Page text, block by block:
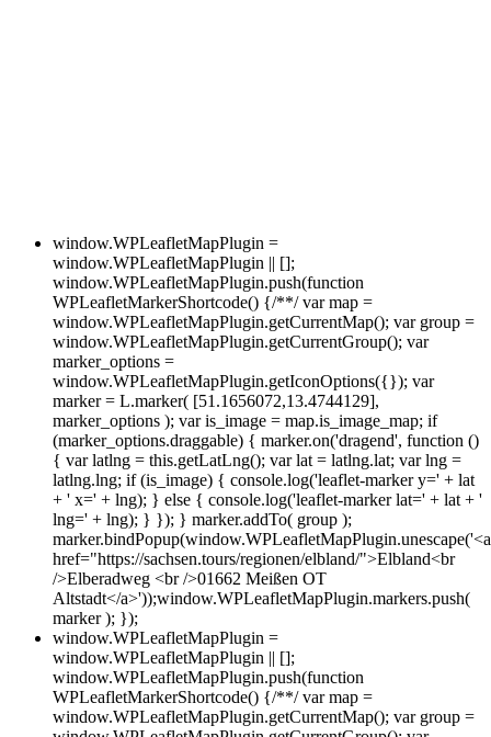
window.WPLeafletMapPlugin =
window.WPLeafletMapPlugin || [];
window.WPLeafletMapPlugin.push(function
WPLeafletMarkerShortcode() {/**/ var map =
window.WPLeafletMapPlugin.getCurrentMap(); var group =
window.WPLeafletMapPlugin.getCurrentGroup(); var
marker_options =
window.WPLeafletMapPlugin.getIconOptions({}); var
marker = L.marker( [51.1656072,13.4744129],
marker_options ); var is_image = map.is_image_map; if
(marker_options.draggable) { marker.on('dragend', function ()
{ var latlng = this.getLatLng(); var lat = latlng.lat; var lng =
latlng.lng; if (is_image) { console.log('leaflet-marker y=' + lat
+ ' x=' + lng); } else { console.log('leaflet-marker lat=' + lat + '
lng=' + lng); } }); } marker.addTo( group );
marker.bindPopup(window.WPLeafletMapPlugin.unescape('<a
href="https://sachsen.tours/regionen/elbland/">Elbland<br
/>Elberadweg <br />01662 Meißen OT
Altstadt</a>'));window.WPLeafletMapPlugin.markers.push(
marker ); });
window.WPLeafletMapPlugin =
window.WPLeafletMapPlugin || [];
window.WPLeafletMapPlugin.push(function
WPLeafletMarkerShortcode() {/**/ var map =
window.WPLeafletMapPlugin.getCurrentMap(); var group =